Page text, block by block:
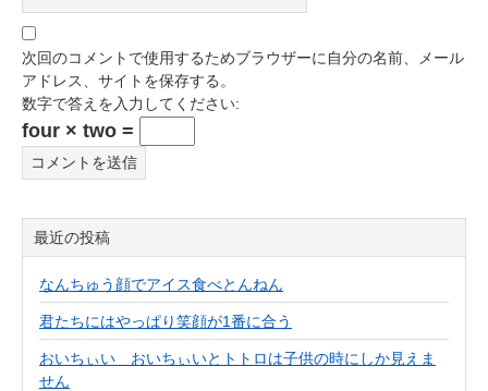
次回のコメントで使用するためブラウザーに自分の名前、メール
アドレス、サイトを保存する。
数字で答えを入力してください:
four × two =
最近の投稿
なんちゅう顔でアイス食べとんねん
君たちにはやっぱり笑顔が1番に合う
おいちぃい おいちぃいとトトロは子供の時にしか見えま
せん